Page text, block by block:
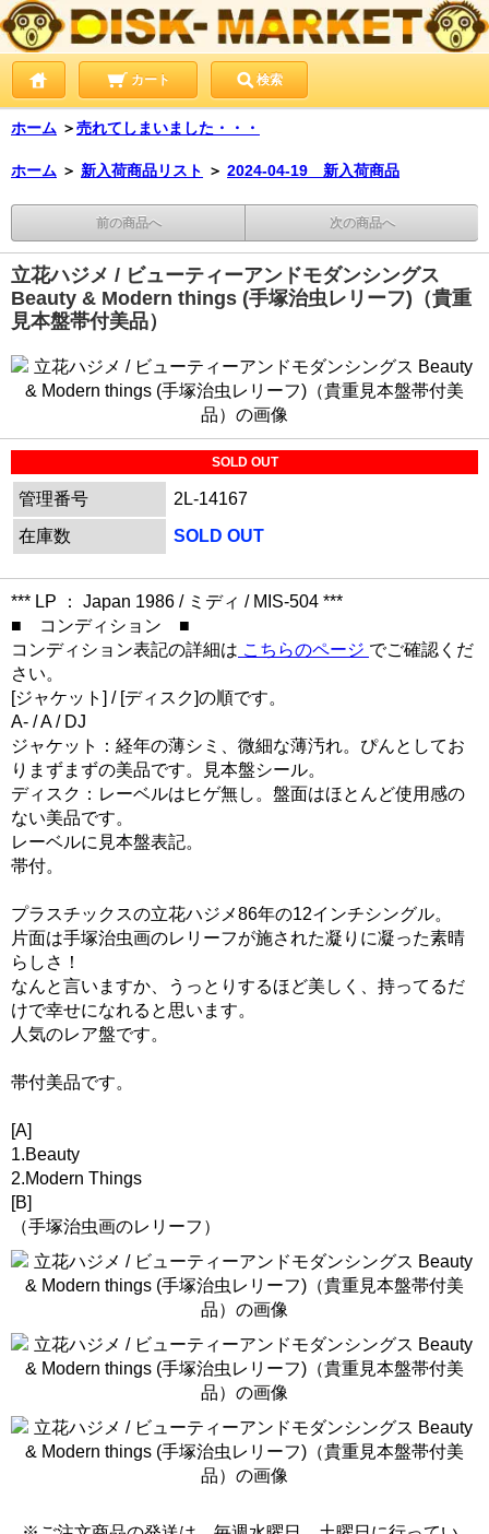
カート 検索
ホーム ＞売れてしまいました・・・
ホーム ＞ 新入荷商品リスト ＞ 2024-04-19 新入荷商品
前の商品へ 次の商品へ
立花ハジメ / ビューティーアンドモダンシングス
Beauty & Modern things (手塚治虫レリーフ)（貴重
見本盤帯付美品）
SOLD OUT
管理番号
2L-14167
在庫数
SOLD OUT
*** LP ： Japan 1986 / ミディ / MIS-504 ***
■ コンディション ■
コンディション表記の詳細は こちらのページ でご確認くだ
さい。
[ジャケット] / [ディスク]の順です。
A- / A / DJ
ジャケット：経年の薄シミ、微細な薄汚れ。ぴんとしてお
りまずまずの美品です。見本盤シール。
ディスク：レーベルはヒゲ無し。盤面はほとんど使用感の
ない美品です。
レーベルに見本盤表記。
帯付。
プラスチックスの立花ハジメ86年の12インチシングル。
片面は手塚治虫画のレリーフが施された凝りに凝った素晴
らしさ！
なんと言いますか、うっとりするほど美しく、持ってるだ
けで幸せになれると思います。
人気のレア盤です。
帯付美品です。
[A]
1.Beauty
2.Modern Things
[B]
（手塚治虫画のレリーフ）